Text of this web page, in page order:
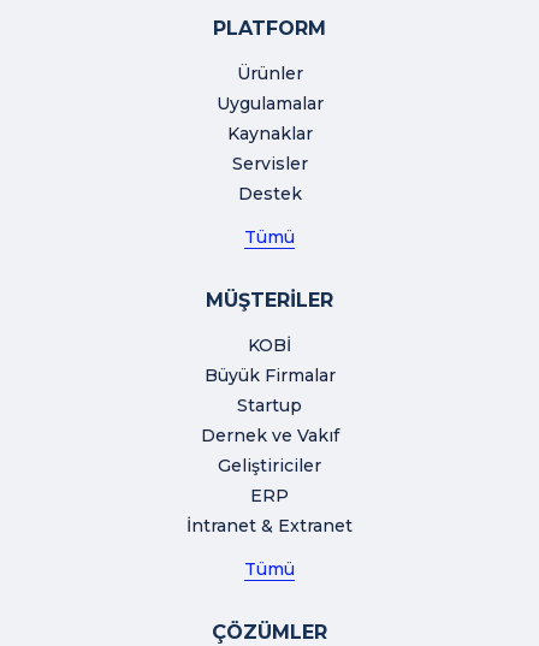
PLATFORM
Ürünler
Uygulamalar
Kaynaklar
Servisler
Destek
Tümü
MÜŞTERİLER
KOBİ
Büyük Firmalar
Startup
Dernek ve Vakıf
Geliştiriciler
ERP
İntranet & Extranet
Tümü
ÇÖZÜMLER